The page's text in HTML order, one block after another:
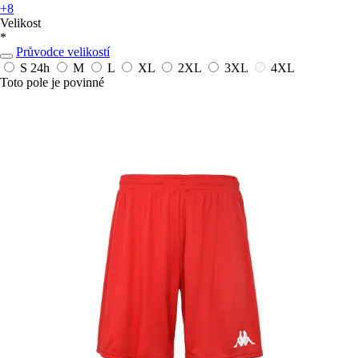
+8
Velikost
*
Průvodce velikostí
S 24h M L XL 2XL 3XL
4XL
Toto pole je povinné